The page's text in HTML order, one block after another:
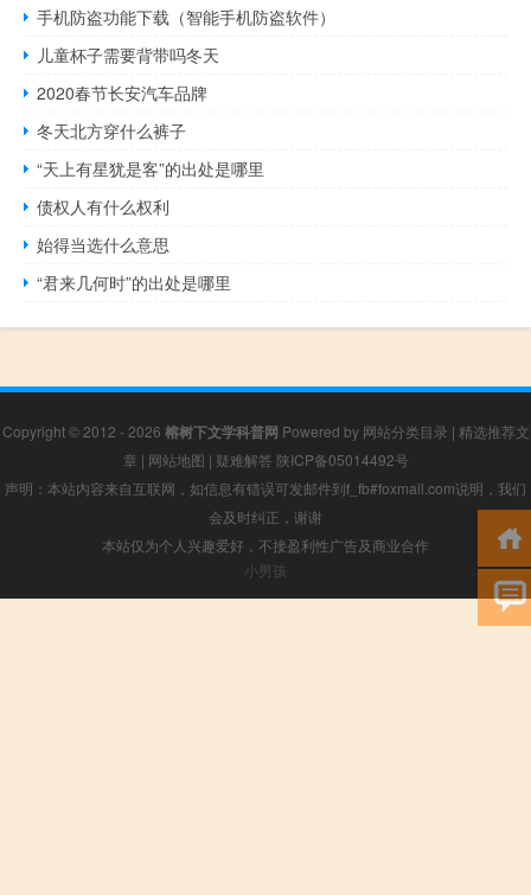
手机防盗功能下载（智能手机防盗软件）
儿童杯子需要背带吗冬天
2020春节长安汽车品牌
冬天北方穿什么裤子
“天上有星犹是客”的出处是哪里
债权人有什么权利
始得当选什么意思
“君来几何时”的出处是哪里
Copyright © 2012 - 2026 榕树下文学科普网 Powered by 网站分类目录 | 精选推荐文
章 | 网站地图 | 疑难解答 陕ICP备05014492号
声明：本站内容来自互联网，如信息有错误可发邮件到f_fb#foxmail.com说明，我们
会及时纠正，谢谢
本站仅为个人兴趣爱好，不接盈利性广告及商业合作
小男孩